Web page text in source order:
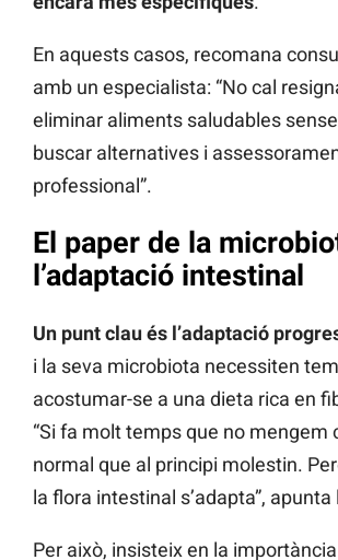
En aquests casos, recomana
amb un especialista: “No cal
eliminar aliments saludables
buscar alternatives i
professional”.
El paper de la
l’adaptació intestinal
Un punt clau és l’adaptació
i la seva microbiota necessiten
acostumar-se a una dieta rica en
“Si fa molt temps que no mengem
normal que al principi molestin.
la flora intestinal s’adapta”, apunta
Per això, insisteix en la